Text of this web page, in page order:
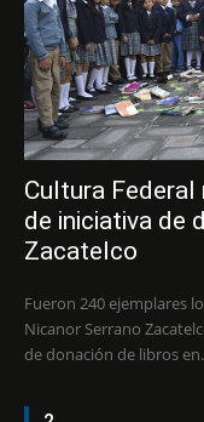
Cultura
de iniciativa de
Zacatelco
Fueron 240 ejemplares
Nicanor Serrano Zacatelco, Tlax. Concluyó con gran éxito la campaña
de donación de libros